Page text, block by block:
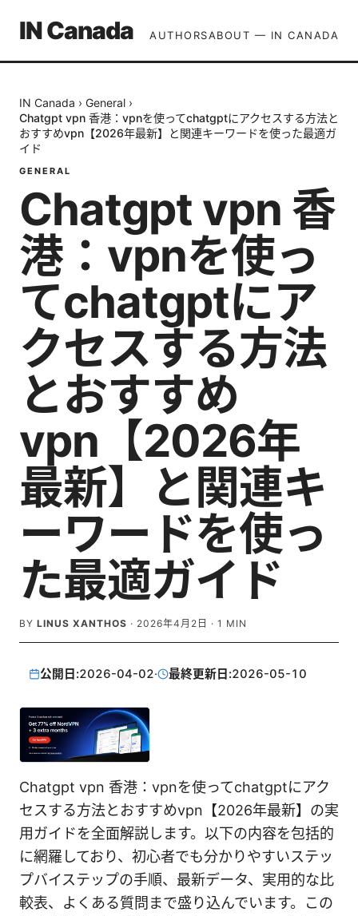
IN Canada AUTHORSABOUT — IN CANADA
IN Canada › General ›
Chatgpt vpn 香港：vpnを使ってchatgptにアクセスする方法と
おすすめvpn【2026年最新】と関連キーワードを使った最適ガ
イド
GENERAL
Chatgpt vpn 香
港：vpnを使っ
てchatgptにア
クセスする方法
とおすすめ
vpn【2026年
最新】と関連キ
ーワードを使っ
た最適ガイド
BY LINUS XANTHOS · 2026年4月2日 · 1 MIN
公開日:2026-04-02· 最終更新日:2026-05-10
Chatgpt vpn 香港：vpnを使ってchatgptにアク
セスする方法とおすすめvpn【2026年最新】の実
用ガイドを全面解説します。以下の内容を包括的
に網羅しており、初心者でも分かりやすいステッ
プバイステップの手順、最新データ、実用的な比
較表、よくある質問まで盛り込んでいます。この